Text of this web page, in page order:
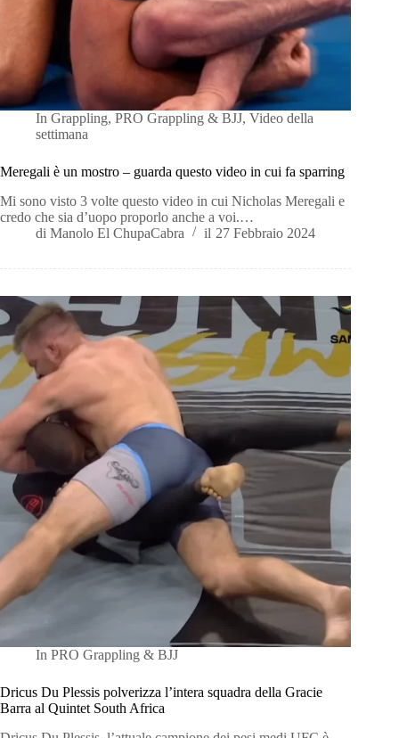
In Grappling,PRO Grappling & BJJ,Video della
settimana
Meregali è un mostro – guarda questo video in cui fa sparring
Mi sono visto 3 volte questo video in cui Nicholas Meregali e
credo che sia d’uopo proporlo anche a voi.…
di Manolo El ChupaCabra il 27 Febbraio 2024
In PRO Grappling & BJJ
Dricus Du Plessis polverizza l’intera squadra della Gracie
Barra al Quintet South Africa